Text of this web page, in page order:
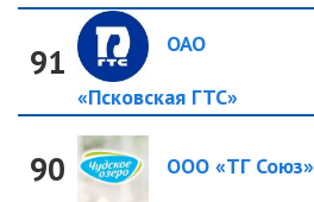
91
ОАО
«Псковская ГТС»
90 ООО «ТГ Союз»